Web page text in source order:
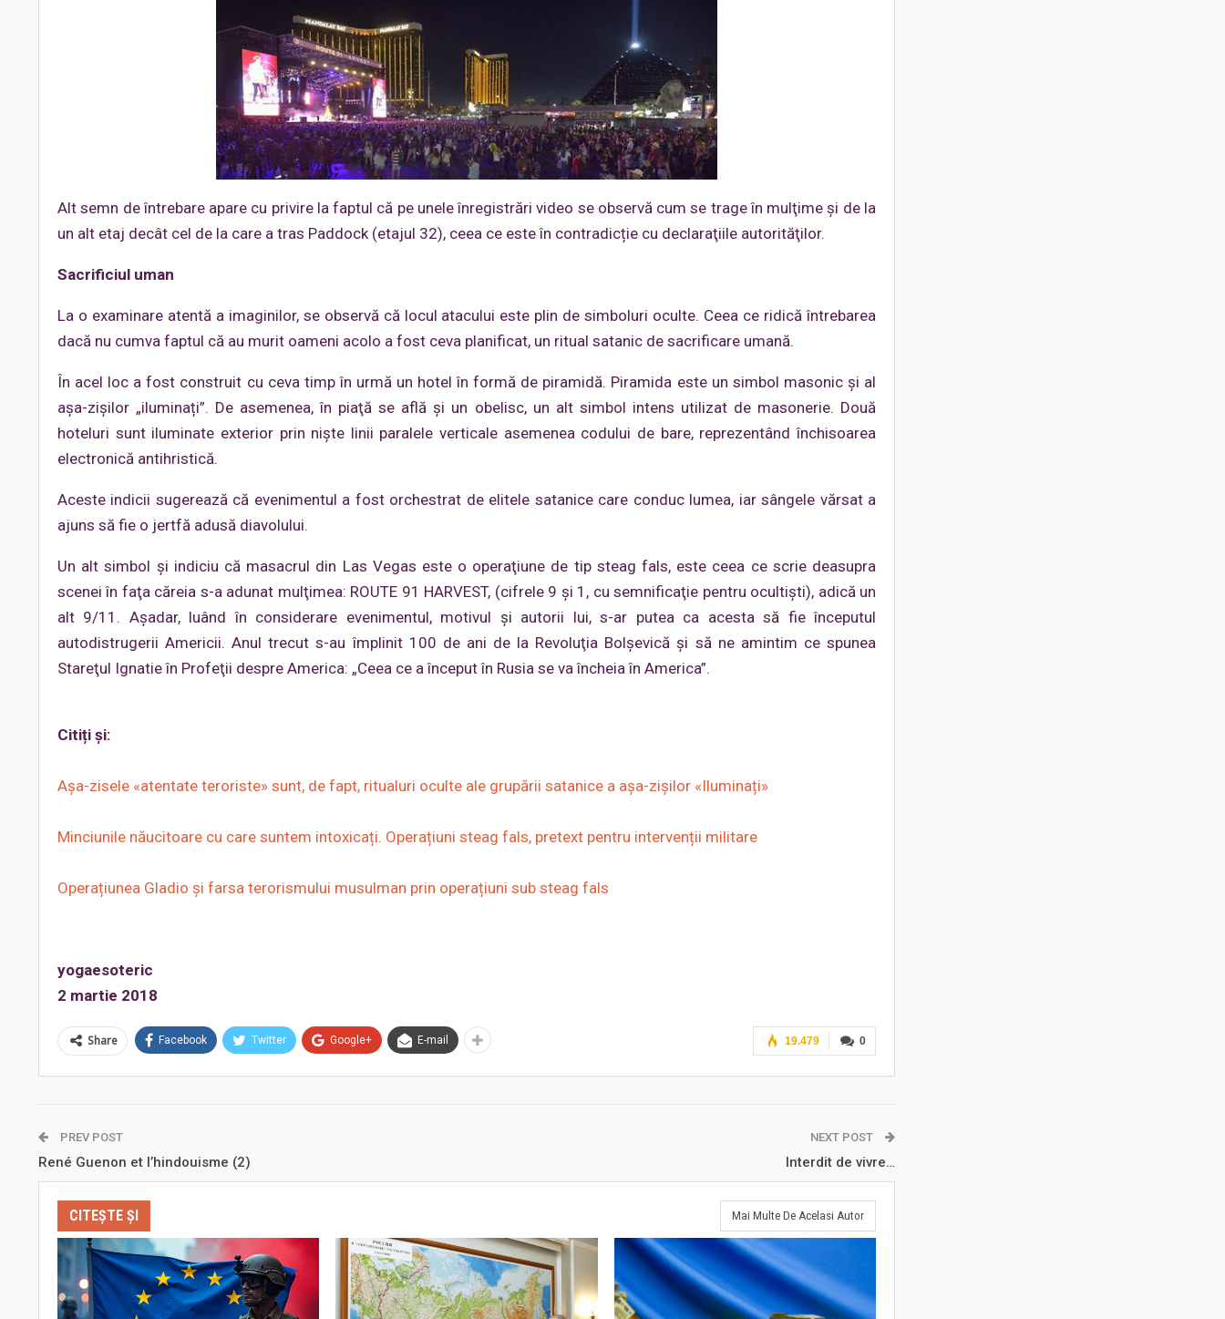
Alt semn de întrebare apare cu privire la faptul că pe unele înregistrări video se observă cum se trage în mulţime şi de la
un alt etaj decât cel de la care a tras Paddock (etajul 32), ceea ce este în contradicție cu declaraţiile autorităţilor.
Sacrificiul uman
La o examinare atentă a imaginilor, se observă că locul atacului este plin de simboluri oculte. Ceea ce ridică întrebarea
dacă nu cumva faptul că au murit oameni acolo a fost ceva planificat, un ritual satanic de sacrificare umană.
În acel loc a fost construit cu ceva timp în urmă un hotel în formă de piramidă. Piramida este un simbol masonic şi al
așa-zișilor „iluminați”. De asemenea, în piaţă se află și un obelisc, un alt simbol intens utilizat de masonerie. Două
hoteluri sunt iluminate exterior prin nişte linii paralele verticale asemenea codului de bare, reprezentând închisoarea
electronică antihristică.
Aceste indicii sugerează că evenimentul a fost orchestrat de elitele satanice care conduc lumea, iar sângele vărsat a
ajuns să fie o jertfă adusă diavolului.
Un alt simbol şi indiciu că masacrul din Las Vegas este o operaţiune de tip steag fals, este ceea ce scrie deasupra
scenei în faţa căreia s-a adunat mulţimea: ROUTE 91 HARVEST, (cifrele 9 şi 1, cu semnificaţie pentru ocultişti), adică un
alt 9/11. Aşadar, luând în considerare evenimentul, motivul şi autorii lui, s-ar putea ca acesta să fie începutul
autodistrugerii Americii. Anul trecut s-au împlinit 100 de ani de la Revoluţia Bolşevică și să ne amintim ce spunea
Stareţul Ignatie în Profeţii despre America: „Ceea ce a început în Rusia se va încheia în America”.
Citiți și:
Așa-zisele «atentate teroriste» sunt, de fapt, ritualuri oculte ale grupării satanice a așa-zișilor «Iluminați»
Minciunile năucitoare cu care suntem intoxicați. Operațiuni steag fals, pretext pentru intervenții militare
Operațiunea Gladio și farsa terorismului musulman prin operațiuni sub steag fals
yogaesoteric
2 martie 2018
0
19.479
Share Facebook Twitter Google+ E-mail
PREV POST
René Guenon et l’hindouisme (2)
NEXT POST
Interdit de vivre…
CITEȘTE ȘI Mai Multe De Acelasi Autor